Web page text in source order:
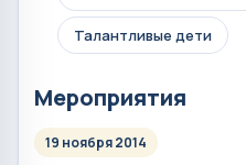
Талантливые дети
Мероприятия
19 ноября 2014